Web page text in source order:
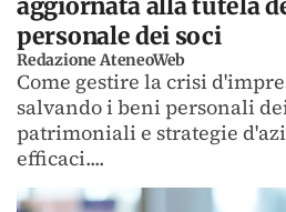
personale dei soci
Redazione AteneoWeb
Come gestire la crisi
salvando i beni personali
patrimoniali e strategie
efficaci....